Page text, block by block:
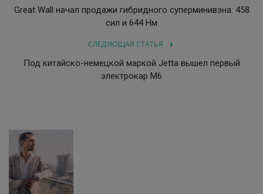
Great Wall начал продажи гибридного суперминивэна: 458
сил и 644 Нм
СЛЕДУЮЩАЯ СТАТЬЯ
Под китайско-немецкой маркой Jetta вышел первый
электрокар M6